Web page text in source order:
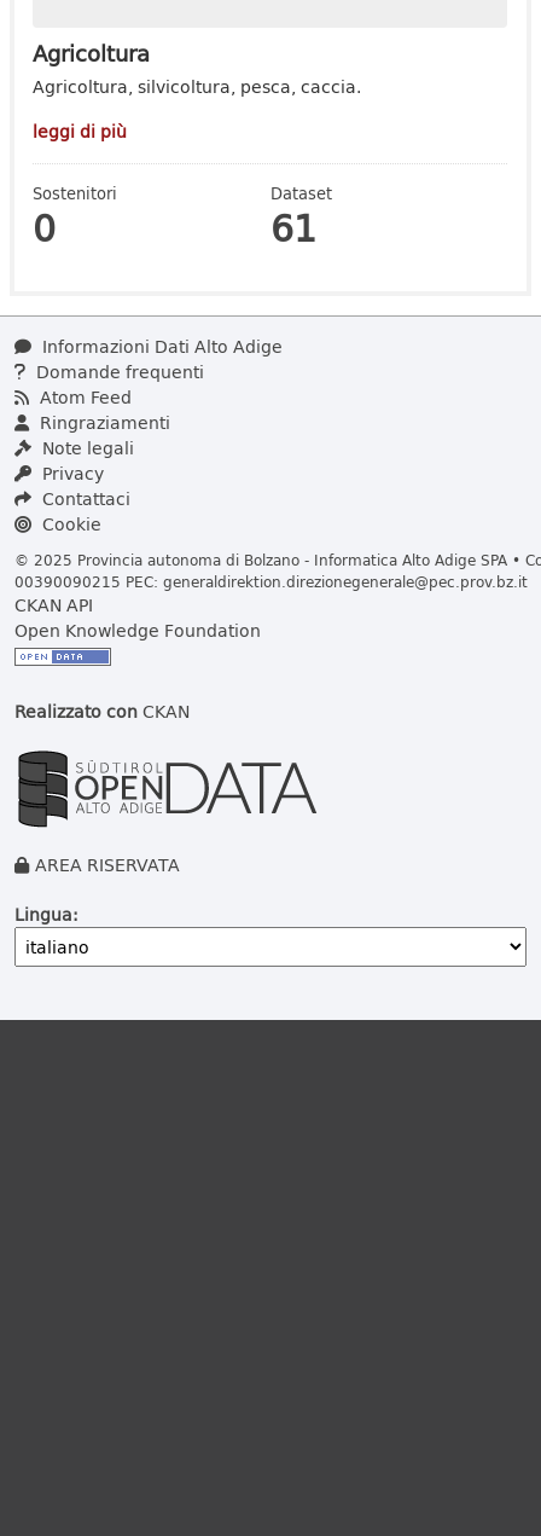
Agricoltura
Agricoltura, silvicoltura, pesca, caccia.
leggi di più
Sostenitori
0
Dataset
61
Informazioni Dati Alto Adige
Domande frequenti
Atom Feed
Ringraziamenti
Note legali
Privacy
Contattaci
Cookie
© 2025 Provincia autonoma di Bolzano - Informatica Alto Adige SPA •
00390090215 PEC: generaldirektion.direzionegenerale@pec.prov.bz.it
CKAN API
Open Knowledge Foundation
Realizzato conCKAN
AREA RISERVATA
Lingua